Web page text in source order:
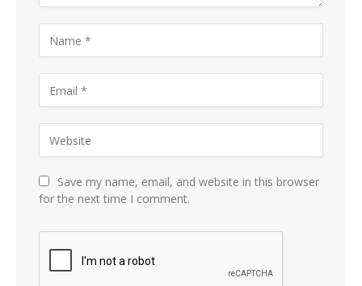
Save my name, email, and website in this browser
for the next time I comment.